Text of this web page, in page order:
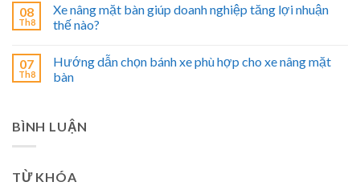
08
Th8
Xe nâng mặt bàn giúp doanh nghiệp tăng lợi nhuận
thế nào?
07
Th8
Hướng dẫn chọn bánh xe phù hợp cho xe nâng mặt
bàn
BÌNH LUẬN
TỪ KHÓA